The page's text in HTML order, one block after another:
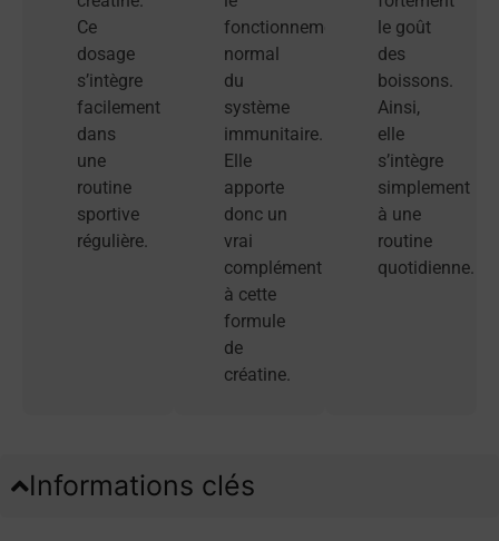
Ce
dosage
s’intègre
facilement
dans
une
routine
sportive
régulière.
fonctionnement
normal
du
système
immunitaire.
Elle
apporte
donc un
vrai
complément
à cette
formule
de
créatine.
le goût
des
boissons.
Ainsi,
elle
s’intègre
simplement
à une
routine
quotidienne.
Informations clés